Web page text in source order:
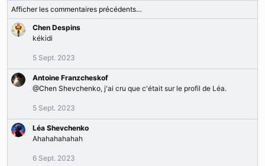
é
a
c
n
s
Afficher les commentaires précédents…
Chen Despins
kékidi
5 Sept. 2023
Antoine Franzcheskof
@Chen Shevchenko, j'ai cru que c'était sur le profil de Léa.
5 Sept. 2023
Léa Shevchenko
Ahahahahahah
6 Sept. 2023